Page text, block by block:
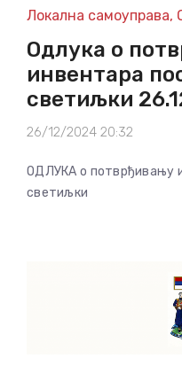
Локална самоуправа,
Одлука о
инвентара
светиљки
26/12/2024 20:32
ОДЛУКА о потврђивању
светиљки